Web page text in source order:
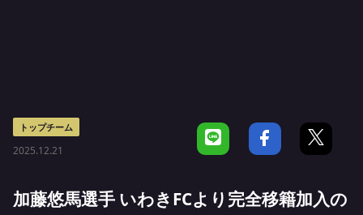
トップチーム
2025.12.21
加藤悠馬選手 いわきFCより完全移籍加入の